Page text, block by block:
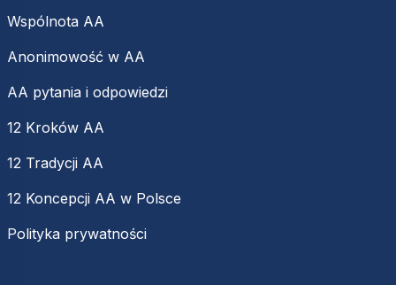
Wspólnota AA
Anonimowość w AA
AA pytania i odpowiedzi
12 Kroków AA
12 Tradycji AA
12 Koncepcji AA w Polsce
Polityka prywatności